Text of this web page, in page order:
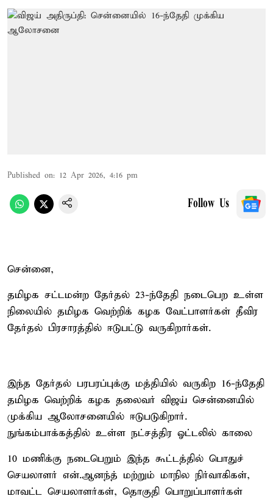
Published on: 12 Apr 2026, 4:16 pm
Follow Us
சென்னை,
தமிழக சட்டமன்ற தேர்தல் 23-ந்தேதி நடைபெற உள்ள
நிலையில் தமிழக வெற்றிக் கழக வேட்பாளர்கள் தீவிர
தேர்தல் பிரசாரத்தில் ஈடுபட்டு வருகிறார்கள்.
இந்த தேர்தல் பரபரப்புக்கு மத்தியில் வருகிற 16-ந்தேதி
தமிழக வெற்றிக் கழக தலைவர் விஜய் சென்னையில்
முக்கிய ஆலோசனையில் ஈடுபடுகிறார்.
நுங்கம்பாக்கத்தில் உள்ள நட்சத்திர ஓட்டலில் காலை
10 மணிக்கு நடைபெறும் இந்த கூட்டத்தில் பொதுச்
செயலாளர் என்.ஆனந்த் மற்றும் மாநில நிர்வாகிகள்,
மாவட்ட செயலாளர்கள், தொகுதி பொறுப்பாளர்கள்